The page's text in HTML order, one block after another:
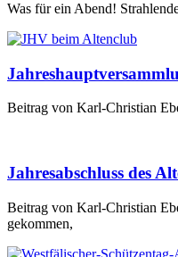
Was für ein Abend!
Beitrag von Karl-Christian
Jahresabschluss des
Beitrag von Karl-Christian
gekommen,